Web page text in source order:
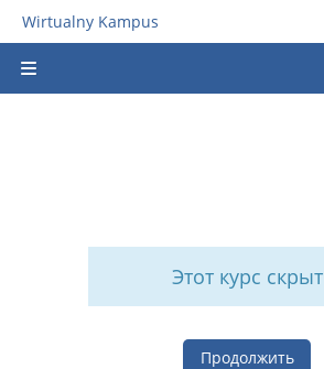
Перейти к основному содержанию
Wirtualny Kampus
Этот курс скрыт
Продолжить